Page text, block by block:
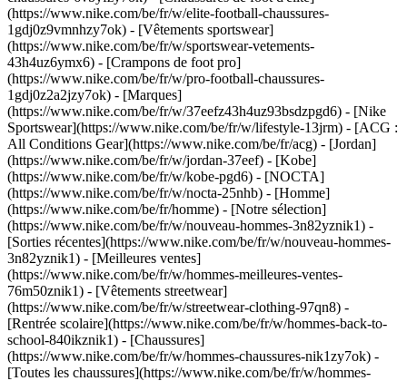
(https://www.nike.com/be/fr/w/elite-football-chaussures-
1gdj0z9vmnhzy7ok) - [Vêtements sportswear]
(https://www.nike.com/be/fr/w/sportswear-vetements-
43h4uz6ymx6) - [Crampons de foot pro]
(https://www.nike.com/be/fr/w/pro-football-chaussures-
1gdj0z2a2jzy7ok) - [Marques]
(https://www.nike.com/be/fr/w/37eefz43h4uz93bsdzpgd6) - [Nike
Sportswear](https://www.nike.com/be/fr/w/lifestyle-13jrm) - [ACG :
All Conditions Gear](https://www.nike.com/be/fr/acg) - [Jordan]
(https://www.nike.com/be/fr/w/jordan-37eef) - [Kobe]
(https://www.nike.com/be/fr/w/kobe-pgd6) - [NOCTA]
(https://www.nike.com/be/fr/w/nocta-25nhb) - [Homme]
(https://www.nike.com/be/fr/homme) - [Notre sélection]
(https://www.nike.com/be/fr/w/nouveau-hommes-3n82yznik1) -
[Sorties récentes](https://www.nike.com/be/fr/w/nouveau-hommes-
3n82yznik1) - [Meilleures ventes]
(https://www.nike.com/be/fr/w/hommes-meilleures-ventes-
76m50znik1) - [Vêtements streetwear]
(https://www.nike.com/be/fr/w/streetwear-clothing-97qn8) -
[Rentrée scolaire](https://www.nike.com/be/fr/w/hommes-back-to-
school-840ikznik1) - [Chaussures]
(https://www.nike.com/be/fr/w/hommes-chaussures-nik1zy7ok) -
[Toutes les chaussures](https://www.nike.com/be/fr/w/hommes-